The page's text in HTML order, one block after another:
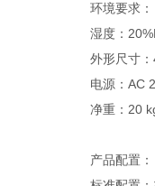
环境要求
湿度：
外形尺寸
电源：AC
净重：20
产品配置：